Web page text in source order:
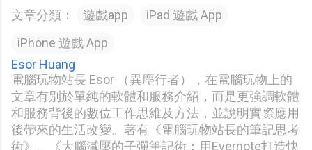
文章分類： 遊戲app
iPad 遊戲 App
iPhone 遊戲 App
Esor Huang
電腦玩物站長 Esor （異塵行者），在電腦玩物上的
文章有別於單純的軟體和服務介紹，而是更強調軟體
和服務背後的數位工作思維及方法，並說明實際應用
後帶來的生活改變。著有《電腦玩物站長的筆記思考
術》、《大腦減壓的子彈筆記術：用Evernote打造快